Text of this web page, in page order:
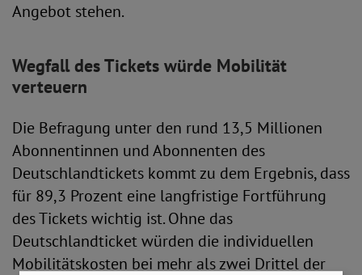
Angebot stehen.
Wegfall des Tickets würde Mobilität
verteuern
Die Befragung unter den rund 13,5 Millionen
Abonnentinnen und Abonnenten des
Deutschlandtickets kommt zu dem Ergebnis, dass
für 89,3 Prozent eine langfristige Fortführung
des Tickets wichtig ist. Ohne das
Deutschlandticket würden die individuellen
Mobilitätskosten bei mehr als zwei Drittel der